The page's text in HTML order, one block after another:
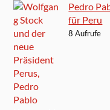
Pedro
für Peru
8 Aufrufe